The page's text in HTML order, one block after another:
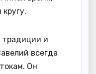
традиции и
всегда
Он